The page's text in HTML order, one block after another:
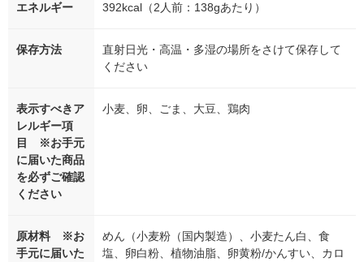
エネルギー 392kcal（2人前：138gあたり）
保存方法
直射日光・高温・多湿の場所をさけて保存して
ください
表示すべきア
レルギー項
目 ※お手元
に届いた商品
を必ずご確認
ください
小麦、卵、ごま、大豆、鶏肉
原材料 ※お
手元に届いた
めん（小麦粉（国内製造）、小麦たん白、食
塩、卵白粉、植物油脂、卵黄粉/かんすい、カロ